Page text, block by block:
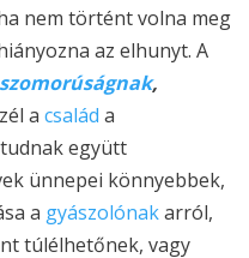
nem történt volna meg
az elhunyt. A
szomorúságnak,
a család a
együtt
ünnepei könnyebbek,
a gyászolónakarról,
túlélhetőnek, vagy